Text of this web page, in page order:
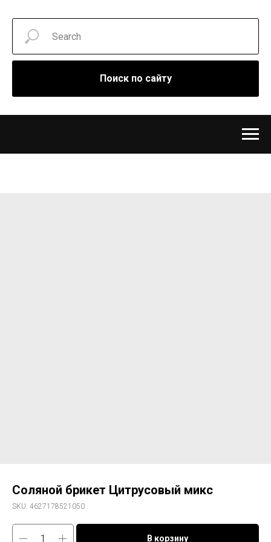
Поиск по сайту
Соляной брикет Цитрусовый микс
SKU: 4627178521050
В корзину